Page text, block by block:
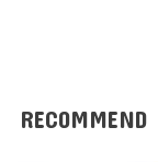
RECOMMEND